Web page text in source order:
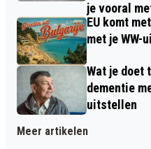
je vooral
EU komt
met je
Wat je doet
dementie
uitstellen
Meer artikelen